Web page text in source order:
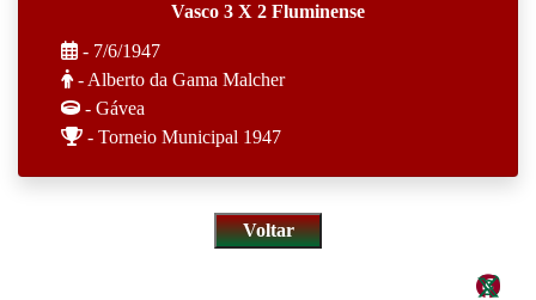
Vasco 3 X 2 Fluminense
- 7/6/1947
- Alberto da Gama Malcher
- Gávea
- Torneio Municipal 1947